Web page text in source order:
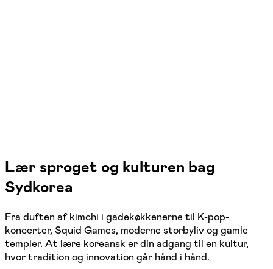
Lær sproget og kulturen bag
Sydkorea
Fra duften af kimchi i gadekøkkenerne til K-pop-
koncerter, Squid Games, moderne storbyliv og gamle
templer. At lære koreansk er din adgang til en kultur,
hvor tradition og innovation går hånd i hånd.